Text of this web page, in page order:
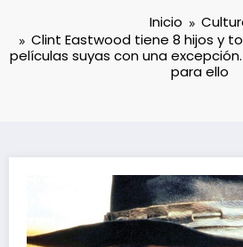
Inicio
Clint Eastwood tiene 8 hijos y
películas suyas con una
para ello